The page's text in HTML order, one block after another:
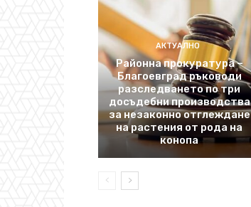
АКТУАЛНО
Районна прокуратура –
Благоевград ръководи
разследването по три
досъдебни производства
за незаконно отглеждане
на растения от рода на
конопа